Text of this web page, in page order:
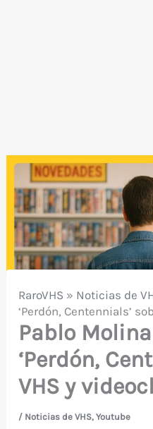
RaroVHS » Noticias de
‘Perdón, Centennials’
Pablo
‘Perdón,
VHS y
/ Noticias de VHS,Youtube